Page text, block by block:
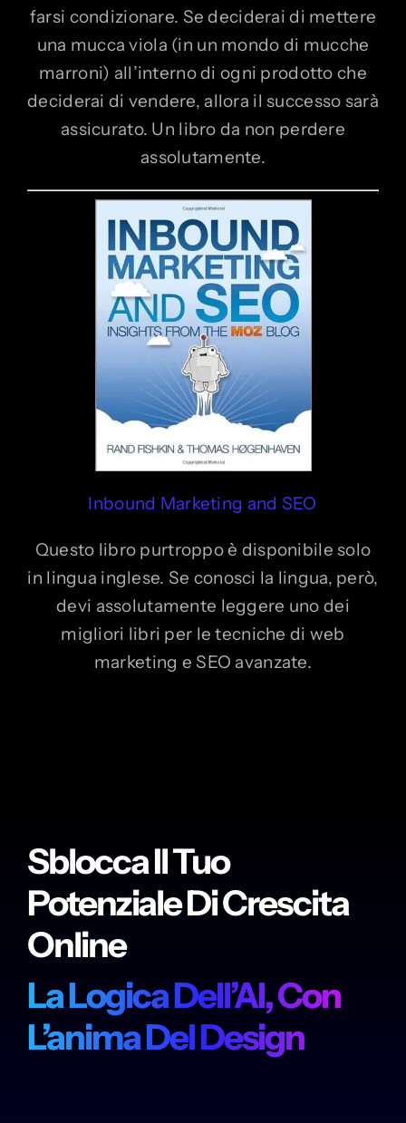
farsi condizionare. Se deciderai di mettere
una mucca viola (in un mondo di mucche
marroni) all’interno di ogni prodotto che
deciderai di vendere, allora il successo sarà
assicurato. Un libro da non perdere
assolutamente.
Inbound Marketing and SEO
Questo libro purtroppo è disponibile solo
in lingua inglese. Se conosci la lingua, però,
devi assolutamente leggere uno dei
migliori libri per le tecniche di web
marketing e SEO avanzate.
Sblocca Il Tuo
Potenziale Di Crescita
Online
La Logica Dell’AI, Con
L’anima Del Design